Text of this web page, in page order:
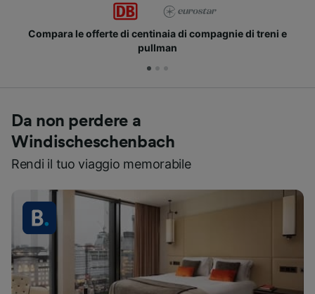
Compara le offerte di centinaia di compagnie di treni e
pullman
Da non perdere a
Windischeschenbach
Rendi il tuo viaggio memorabile